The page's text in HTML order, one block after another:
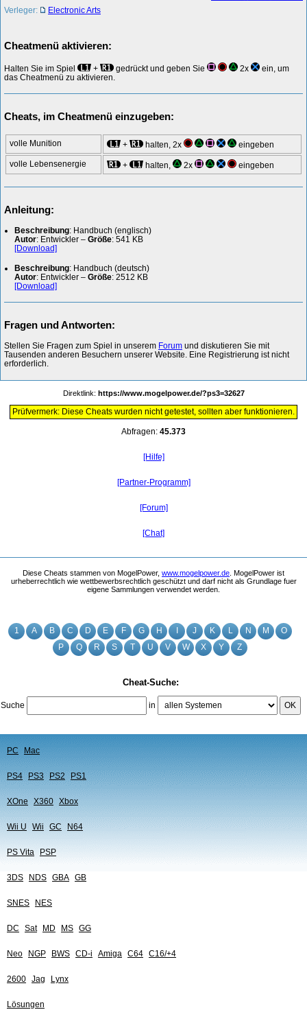
1 A B C D E F G H J K L N M
O
P
Q R S T U V W X Y Z
Cheat-Suche:
Suche in OK
PC Mac
PS4 PS3 PS2 PS1
XOne X360 Xbox
Wii U Wii GC N64
PS Vita PSP
3DS NDS GBA GB
SNES NES
DC Sat MD MS GG
Neo NGP BWS CD-i Amiga C64 C16/+4
2600 Jag Lynx
Lösungen
Verleger:
Electronic Arts
Cheatmenü aktivieren:
Halten Sie im Spiel + gedrückt und geben Sie 2x
ein, um
das Cheatmenü zu aktivieren.
Cheats, im Cheatmenü einzugeben:
volle Munition + halten, 2x
eingeben
volle Lebensenergie
+ halten, 2x eingeben
Anleitung:
Beschreibung: Handbuch (englisch)
Autor: Entwickler – Größe: 541 KB
[Download]
Beschreibung: Handbuch (deutsch)
Autor: Entwickler – Größe: 2512 KB
[Download]
Fragen und Antworten:
Stellen Sie Fragen zum Spiel in unserem Forum und diskutieren Sie mit
Tausenden anderen Besuchern unserer Website. Eine Registrierung ist nicht
erforderlich.
Direktlink: https://www.mogelpower.de/?ps3=32627
Prüfvermerk: Diese Cheats wurden nicht getestet, sollten aber funktionieren.
Abfragen: 45.373
[Hilfe]
[Partner-Programm]
[Forum]
[Chat]
Diese Cheats stammen von MogelPower, www.mogelpower.de . MogelPower ist
urheberrechtlich wie wettbewerbsrechtlich geschützt und darf nicht als Grundlage fuer
eigene Sammlungen verwendet werden.